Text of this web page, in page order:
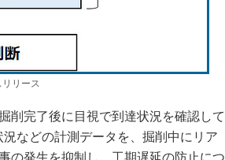
リース
削完了後に目視で到達状況を確認して
などの計測データを、掘削中にリア
の発生を抑制し、工期遅延の防止につ